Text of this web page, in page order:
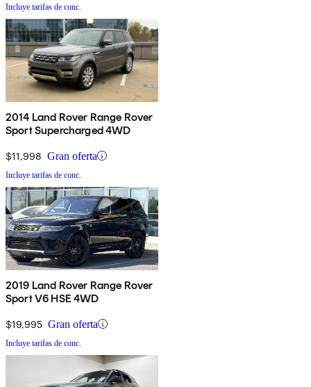
Incluye tarifas de conc.
2014 Land Rover Range Rover
Sport Supercharged 4WD
$11,998 Gran oferta
Incluye tarifas de conc.
2019 Land Rover Range Rover
Sport V6 HSE 4WD
$19,995 Gran oferta
Incluye tarifas de conc.